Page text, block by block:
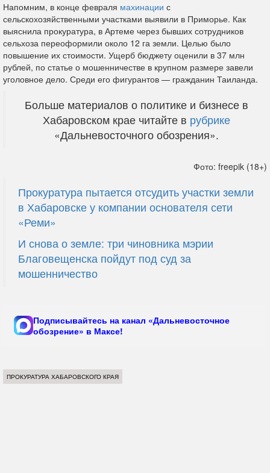
Напомним, в конце февраля махинации с
сельскохозяйственными участками выявили в Приморье. Как
выяснила прокуратура, в Артеме через бывших сотрудников
сельхоза переоформили около 12 га земли. Целью было
повышение их стоимости. Ущерб бюджету оценили в 37 млн
рублей, по статье о мошенничестве в крупном размере завели
уголовное дело. Среди его фигурантов — гражданин Таиланда.
Больше материалов о политике и бизнесе в
Хабаровском крае читайте в рубрике
«Дальневосточного обозрения».
Фото: freepik (18+)
Прокуратура пытается отсудить участки земли
в Хабаровске у компании основателя сети
«Реми»
И снова о земле: три чиновника мэрии
Благовещенска пойдут под суд за
мошенничество
Подписывайтесь на канал «Дальневосточное
обозрение» в Максе!
ПРОКУРАТУРА ХАБАРОВСКОГО КРАЯ